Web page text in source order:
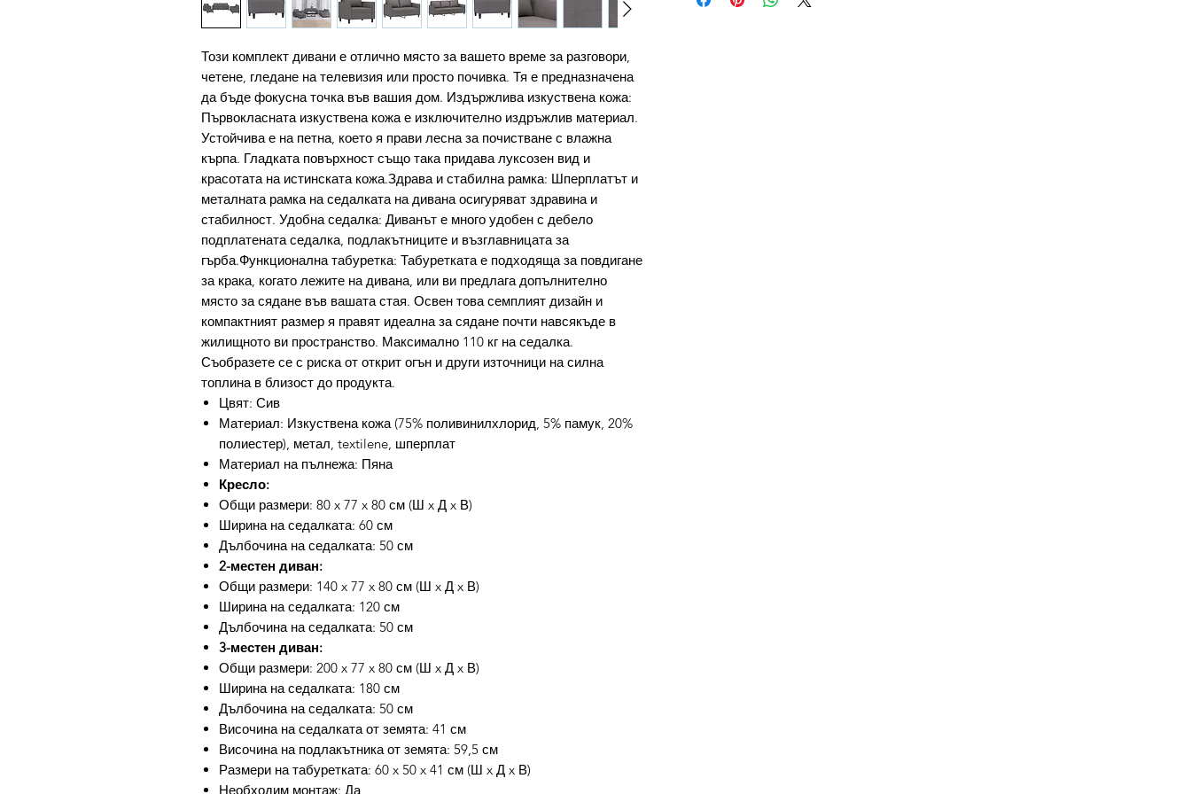
Този комплект дивани е отлично място за вашето време за разговори,
четене, гледане на телевизия или просто почивка. Тя е предназначена
да бъде фокусна точка във вашия дом. Издържлива изкуствена кожа:
Първокласната изкуствена кожа е изключително издръжлив материал.
Устойчива е на петна, което я прави лесна за почистване с влажна
кърпа. Гладката повърхност също така придава луксозен вид и
красотата на истинската кожа.Здрава и стабилна рамка: Шперплатът и
металната рамка на седалката на дивана осигуряват здравина и
стабилност. Удобна седалка: Диванът е много удобен с дебело
подплатената седалка, подлакътниците и възглавницата за
гърба.Функционална табуретка: Табуретката е подходяща за повдигане
за крака, когато лежите на дивана, или ви предлага допълнително
място за сядане във вашата стая. Освен това семплият дизайн и
компактният размер я правят идеална за сядане почти навсякъде в
жилищното ви пространство. Максимално 110 кг на седалка.
Съобразете се с риска от открит огън и други източници на силна
топлина в близост до продукта.
Цвят: Сив
Материал: Изкуствена кожа (75% поливинилхлорид, 5% памук, 20%
полиестер), метал, textilene, шперплат
Материал на пълнежа: Пяна
Кресло:
Общи размери: 80 x 77 x 80 см (Ш x Д x В)
Ширина на седалката: 60 см
Дълбочина на седалката: 50 см
2-местен диван:
Общи размери: 140 x 77 x 80 см (Ш x Д x В)
Ширина на седалката: 120 см
Дълбочина на седалката: 50 см
3-местен диван:
Общи размери: 200 x 77 x 80 см (Ш x Д x В)
Ширина на седалката: 180 см
Дълбочина на седалката: 50 см
Височина на седалката от земята: 41 см
Височина на подлакътника от земята: 59,5 см
Размери на табуретката: 60 x 50 x 41 см (Ш x Д x В)
Необходим монтаж: Да